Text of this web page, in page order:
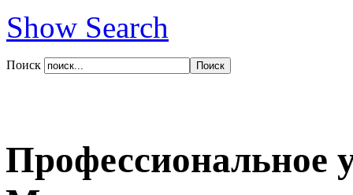
Show Search
Поиск
Профессиональное